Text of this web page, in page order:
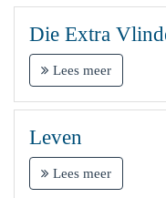
Die Extra
Lees meer
Leven
Lees meer